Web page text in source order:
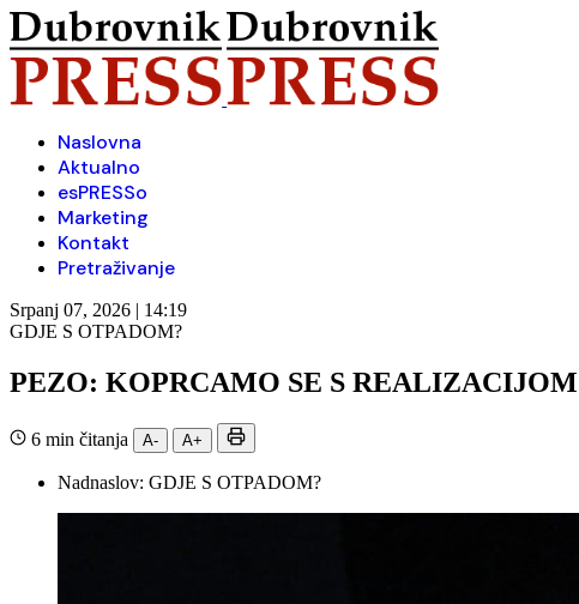
Naslovna
Aktualno
esPRESSo
Marketing
Kontakt
Pretraživanje
Srpanj 07, 2026 | 14:19
GDJE S OTPADOM?
PEZO: KOPRCAMO SE S
6 min čitanja A- A+
Nadnaslov: GDJE S OTPADOM?